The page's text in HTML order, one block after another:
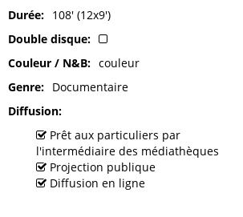
Durée
108' (12x9')
Double disque
Couleur / N&B
couleur
Genre
Documentaire
Diffusion
Prêt aux particuliers par
l'intermédiaire des médiathèques
Projection publique
Diffusion en ligne